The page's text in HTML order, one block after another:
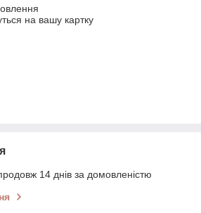
на вашу картку
14 днів за домовленістю